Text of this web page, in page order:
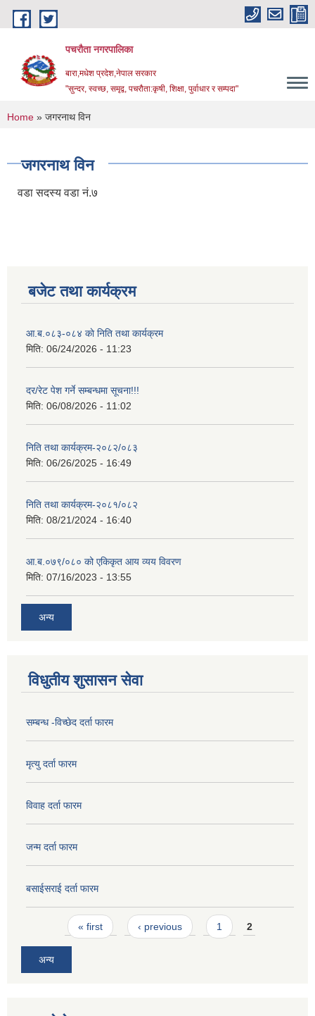
Skip to main content
पचरौता नगरपालिका
बारा,मधेश प्रदेश,नेपाल सरकार
"सुन्दर, स्वच्छ, समृद्व, पचरौता:कृषी, शिक्षा, पुर्वाधार र सम्पदा"
You are here
Home » जगरनाथ विन
जगरनाथ विन
वडा सदस्य वडा नं.७
बजेट तथा कार्यक्रम
आ.ब.०८३-०८४ काे निति तथा कार्यक्रम
मिति: 06/24/2026 - 11:23
दर/रेट पेश गर्ने सम्बन्धमा सूचना!!!
मिति: 06/08/2026 - 11:02
निति तथा कार्यक्रम-२०८२/०८३
मिति: 06/26/2025 - 16:49
निति तथा कार्यक्रम-२०८१/०८२
मिति: 08/21/2024 - 16:40
आ.ब.०७९/०८० को एकिकृत आय व्यय विवरण
मिति: 07/16/2023 - 13:55
अन्य
विधुतीय शुसासन सेवा
सम्बन्ध -विच्छेद दर्ता फारम
मृत्यु दर्ता फारम
विवाह दर्ता फारम
जन्म दर्ता फारम
बसाईसराई दर्ता फारम
Pages« first ‹ previous 1 2
अन्य